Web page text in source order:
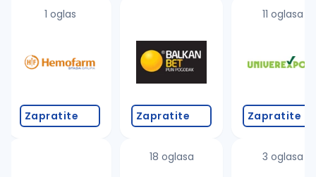
Takođe možete da:
proverite pravopisne greške (koristite č, ć, š, đ,
promenite odabrane filtere pretrage
1 oglas
Zapratite Zapratite
18 oglasa
11 oglasa
Zapratite
3 oglasa